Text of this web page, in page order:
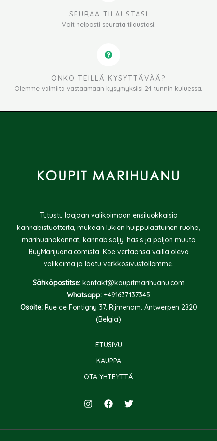
SEURAA TILAUSTASI
Voit helposti seurata tilaustasi.
ONKO TEILLÄ KYSYTTÄVÄÄ?
Olemme valmiita vastaamaan kysymyksiisi 24 tunnin kuluessa.
Tutustu laajaan valikoimaan ensiluokkaisia
kannabistuotteita, mukaan lukien huippulaatuinen ruoho,
marihuanakannat, kannabisöljy, hasis ja paljon muuta
BuyMarijuana.comista. Koe vertaansa vailla oleva
valikoima ja laatu verkkosivustollamme.
Sähköpostitse: kontakt@koupitmarihuanu.com
Whatsapp: +491637137345
Osoite:Rue de Fontigny 37, Rijmenam, Antwerpen 2820
(Belgia)
ETUSIVU
KAUPPA
OTA YHTEYTTÄ